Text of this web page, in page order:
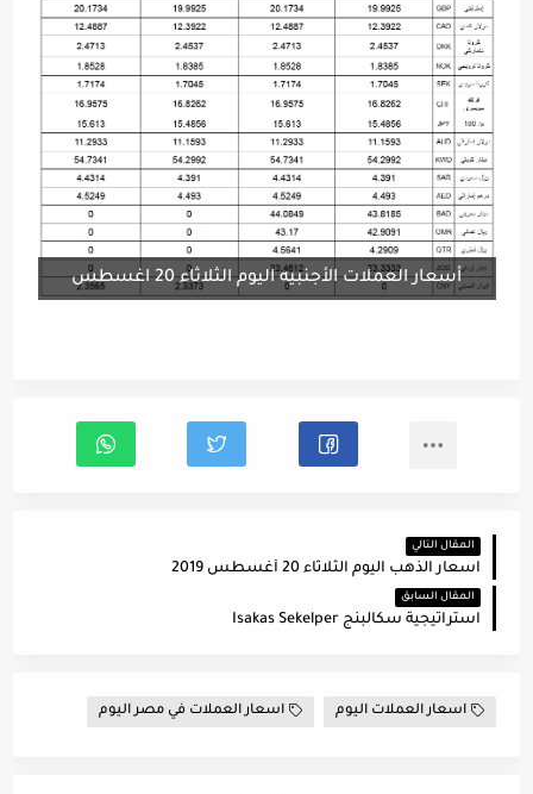
أسعار العملات الأجنبيه اليوم الثلاثاء 20 اغسطس
المقال التالي
اسعار الذهب اليوم الثلاثاء 20 أغسطس 2019
المقال السابق
استراتيجية سكالبنج Isakas Sekelper
اسعار العملات اليوم اسعار العملات في مصر اليوم